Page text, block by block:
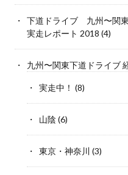
下道ドライブ 九州〜関東
実走レポート 2018 (4)
九州〜関東下道ドライブ
実走中！ (8)
山陰 (6)
東京・神奈川 (3)